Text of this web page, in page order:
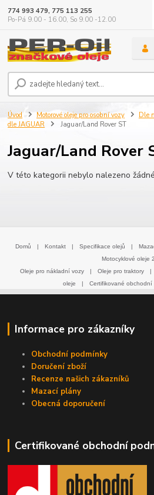
774 993 479, 775 113 255
Po-Pá 9.00 - 16.00, So 9.00 -12.00
Úvod Motorové oleje pro osobní vozy Dle
dle JAGUAR
Jaguar/Land Rover ST
Jaguar/Land Rover
V této kategorii nebylo nalezeno
Domů | Kontakt | Specifikace olejů |
Motocyklové oleje
Oleje pro nákladní vozy
| Oleje pro traktory |
oleje
| Certifikované obchodní
Informace pro zákazníky
Obchodní podmínky
Doručení zboží
Recenze našich zákazníků
Mazací plány
Obecná doporučení
Certifikované obchodní